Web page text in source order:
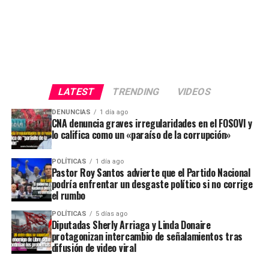
LATEST TRENDING VIDEOS
DENUNCIAS 1 día ago
CNA denuncia graves irregularidades en el FOSOVI y
lo califica como un «paraíso de la corrupción»
POLÍTICAS 1 día ago
Pastor Roy Santos advierte que el Partido Nacional
podría enfrentar un desgaste político si no corrige
el rumbo
POLÍTICAS 5 días ago
Diputadas Sherly Arriaga y Linda Donaire
protagonizan intercambio de señalamientos tras
difusión de video viral